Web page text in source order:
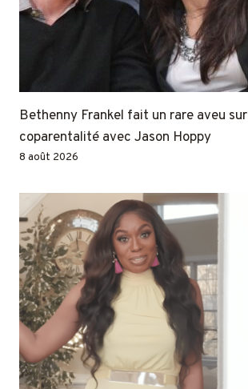
Bethenny Frankel fait un rare aveu
coparentalité avec Jason Hoppy
8 août 2026